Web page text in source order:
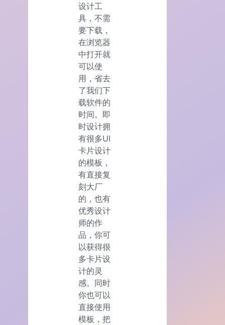
设计工
具，不需
要下载，
在浏览器
中打开就
可以使
用，省去
了我们下
载软件的
时间。即
时设计拥
有很多UI
卡片设计
的模板，
有直接复
刻大厂
的，也有
优秀设计
师的作
品，你可
以获得很
多卡片设
计的灵
感。同时
你也可以
直接使用
模板，把